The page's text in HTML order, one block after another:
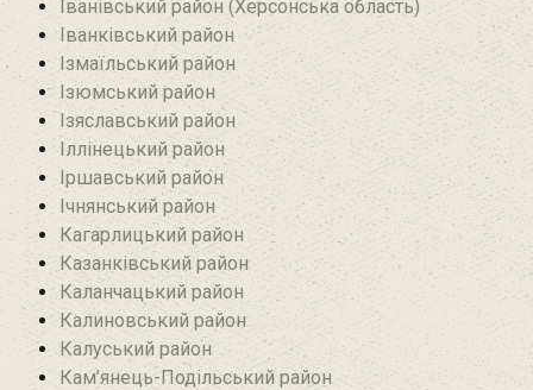
Іванівський район (Херсонська область)
Іванківський район
Ізмаїльський район
Ізюмський район
Ізяславський район
Іллінецький район
Іршавський район
Ічнянський район
Кагарлицький район
Казанківський район‎
Каланчацький район
Калиновський район
Калуський район
Кам’янець-Подільський район